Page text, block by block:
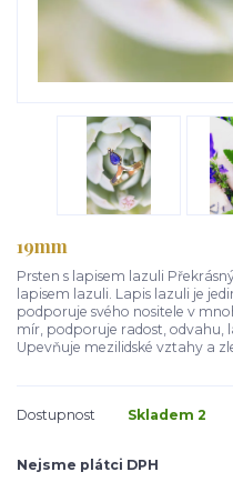
19mm
Prsten s lapisem lazuli
lapisem lazuli. Lapis lazuli je
podporuje svého nositele v
mír, podporuje radost, odvahu,
Upevňuje mezilidské vztahy a
Dostupnost Skladem 2
Nejsme plátci DPH